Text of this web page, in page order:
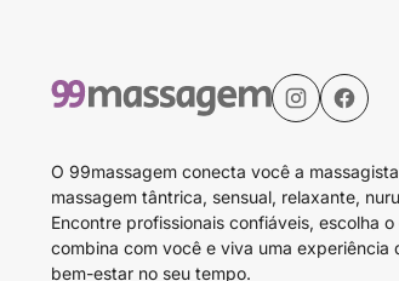
O 99massagem conecta você a
massagem tântrica, sensual, relaxante,
Encontre profissionais confiáveis, escolha
combina com você e viva uma experiência
bem-estar no seu tempo.